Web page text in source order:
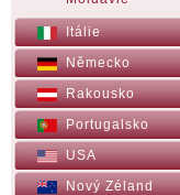
Itálie
Německo
Rakousko
Portugalsko
USA
Nový Zéland